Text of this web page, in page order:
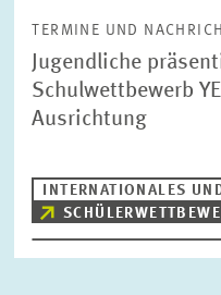
TERMINE UND
Jugendliche
Schulwettbewerb
Ausrichtung
INTERNATIONALES